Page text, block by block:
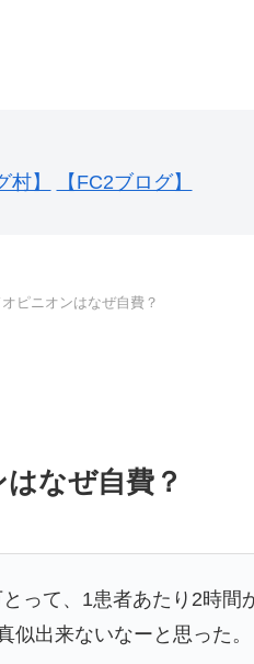
村】 【FC2ブログ】
ピニオンはなぜ自費？
なぜ自費？
って、1患者あたり2時間
似出来ないなーと思った。